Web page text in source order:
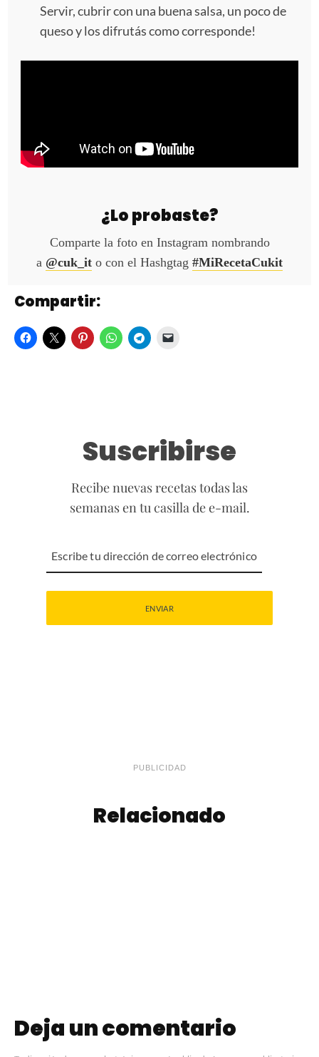
Servir, cubrir con una buena salsa, un poco de
queso y los difrutás como corresponde!
¿Lo probaste?
Comparte la foto en Instagram nombrando
a @cuk_it o con el Hashgtag #MiRecetaCukit
Compartir:
Suscribirse
Recibe nuevas recetas todas las
semanas en tu casilla de e-mail.
PUBLICIDAD
Relacionado
Deja un comentario